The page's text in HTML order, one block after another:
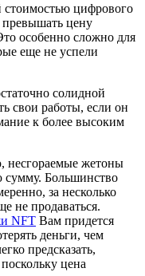
стоимостью цифрового
превышать цену
особенно сложно для
еще не успели
солидной
свои работы, если он
к более высоким
несгораемые жетоны
сумму. Большинство
за несколько
не продаваться.
NFT Вам придется
деньги, чем
предсказать,
цена